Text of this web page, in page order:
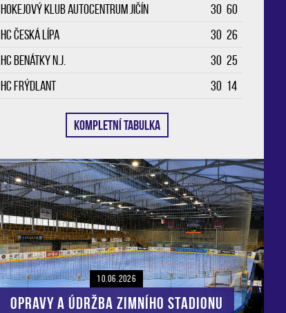
Hokejový klub Autocentrum Jičín 30 60
HC Česká Lípa 30 26
HC Benátky n.J. 30 25
HC Frýdlant 30 14
KOMPLETNÍ TABULKA
10.06.2026
Opravy a údržba zimního stadionu